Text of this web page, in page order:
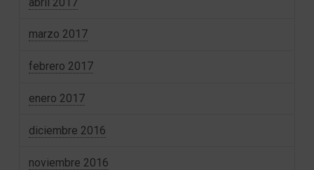
marzo 2017
febrero 2017
enero 2017
diciembre 2016
noviembre 2016